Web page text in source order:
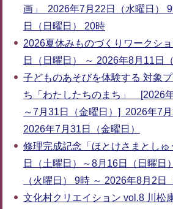
画」 2026年7月22日（水曜日）
日（日曜日） 20時
2026夏休みものづくりワークシ
日（日曜日） ～ 2026年8月11日（
子どものあそびを体験する 対象
ち「わたしたちのまち」 [2026年
～7月31日（金曜日）] 2026年7
2026年7月31日（金曜日）
修理完成記念「ほとけさまとし
日（土曜日）～8月16日（日曜日
（火曜日） 9時 ～ 2026年8月2日
文化村クリエイション vol.8 川松